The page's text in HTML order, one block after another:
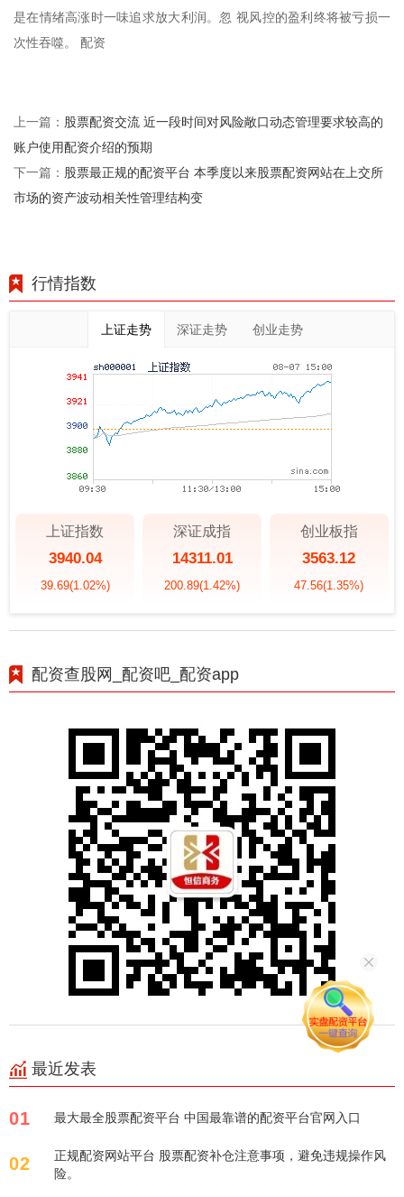
是在情绪高涨时一味追求放大利润。忽 视风控的盈利终将被亏损一
次性吞噬。 配资
上一篇： 股票配资交流 近一段时间对风险敞口动态管理要求较高的
账户使用配资介绍的预期
下一篇： 股票最正规的配资平台 本季度以来股票配资网站在上交所
市场的资产波动相关性管理结构变
行情指数
上证走势 深证走势 创业走势
上证指数
3940.04
39.69(1.02%)
深证成指
14311.01
200.89(1.42%)
创业板指
3563.12
47.56(1.35%)
配资查股网_配资吧_配资app
最近发表
01 最大最全股票配资平台 中国最靠谱的配资平台官网入口
02
正规配资网站平台 股票配资补仓注意事项，避免违规操作风
险。